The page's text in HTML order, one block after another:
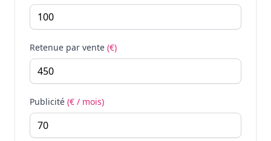
Retenue par vente (€)
Publicité (€ / mois)